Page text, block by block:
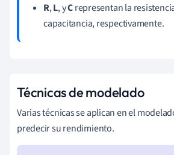
R,L, yCrepresentan la
capacitancia, respectivamente.
Técnicas de modelado
Varias técnicas se aplican en el
predecir su rendimiento.